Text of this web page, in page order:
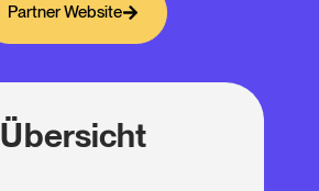
Partner Website
Übersicht